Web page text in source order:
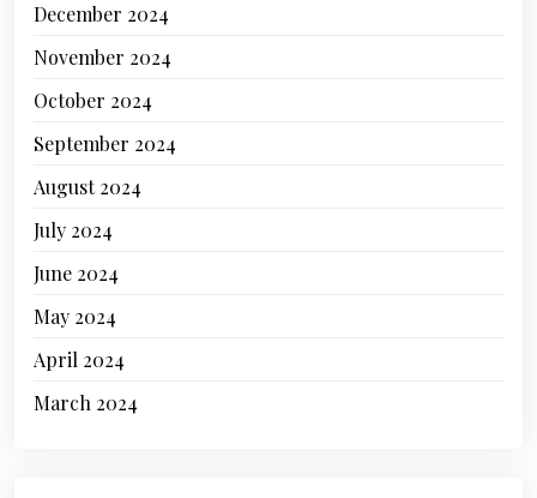
December 2024
November 2024
October 2024
September 2024
August 2024
July 2024
June 2024
May 2024
April 2024
March 2024